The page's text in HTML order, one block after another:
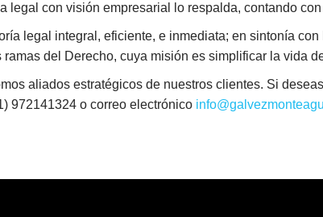
con visión empresarial lo respalda, contando
legal integral, eficiente, e inmediata; en sintonía
del Derecho, cuya misión es simplificar la vida
aliados estratégicos de nuestros clientes. Si
972141324 o correo electrónico